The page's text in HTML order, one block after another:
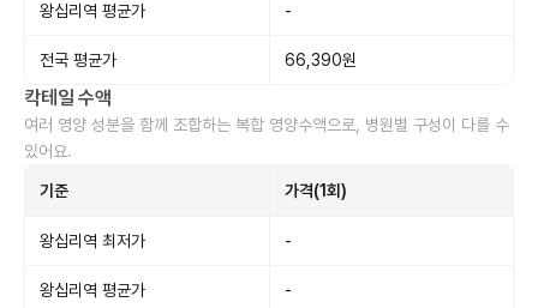
왕십리역 평균가 -
전국 평균가 66,390원
칵테일 수액
여러 영양 성분을 함께 조합하는 복합 영양수액으로, 병원별 구성이 다를 수
있어요.
기준 가격(1회)
왕십리역 최저가 -
왕십리역 평균가 -